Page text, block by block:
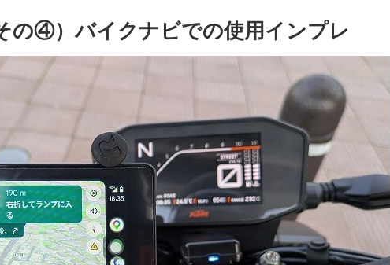
の④）バイクナビでの使用インプレ